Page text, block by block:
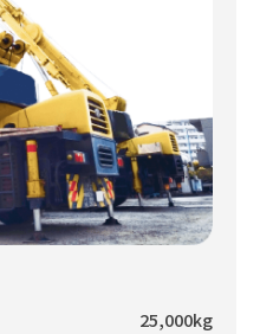
25,000kg